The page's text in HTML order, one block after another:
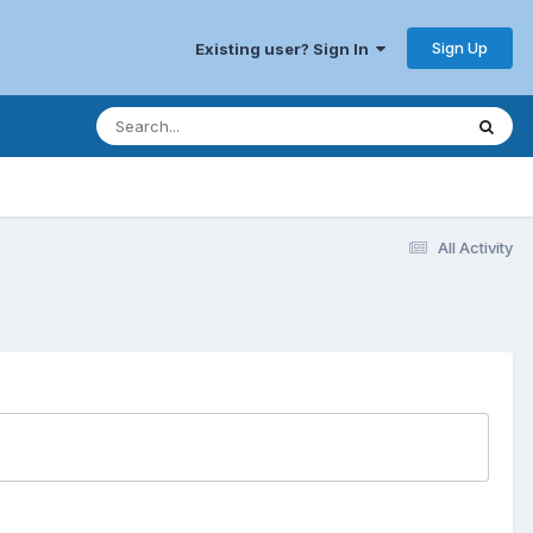
Existing user? Sign In Sign Up
All Activity